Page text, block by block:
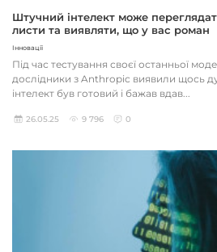
Штучний інтелект може
листи та виявляти, що у вас роман
Інновації
Під час тестування своєї останньої
дослідники з Anthropic виявили щось
інтелект був готовий і бажав вдав...
26.05.25 9 796 0